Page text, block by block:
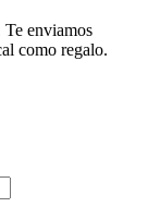
Te enviamos
como regalo.